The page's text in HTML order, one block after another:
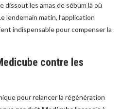
dissout les amas de sébum là où
lendemain matin, l’application
indispensable pour compenser la
contre les
pour relancer la régénération